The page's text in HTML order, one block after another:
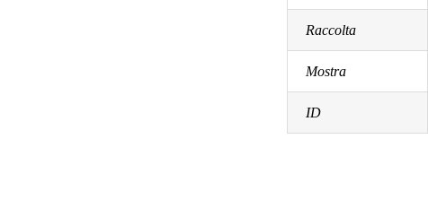
Raccolta
Mostra
ID